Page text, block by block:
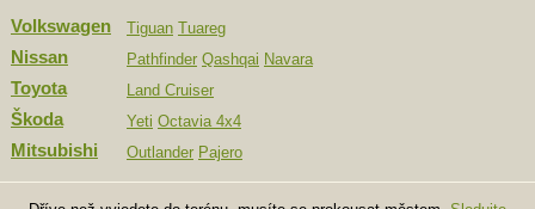
Volkswagen Tiguan Tuareg
Nissan Pathfinder Qashqai Navara
Toyota Land Cruiser
Škoda Yeti Octavia 4x4
Mitsubishi Outlander Pajero